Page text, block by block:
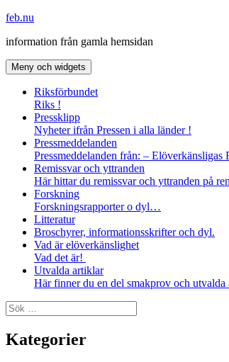
Hoppa
innehåll
feb.nu
information från gamla hemsidan
Meny och widgets
Riksförbundet
Riks !
Pressklipp
Nyheter ifrån Pressen i alla länder !
Pressmeddelanden
Pressmeddelanden från: –
Remissvar och yttranden
Här hittar du remissvar och yttranden på
Forskning
Forskningsrapporter o dyl…
Litteratur
Broschyrer, informationsskrifter och dyl.
Vad är elöverkänslighet
Vad det är!
Utvalda artiklar
Här finner du en del smakprov och
Sök
efter:
Kategorier